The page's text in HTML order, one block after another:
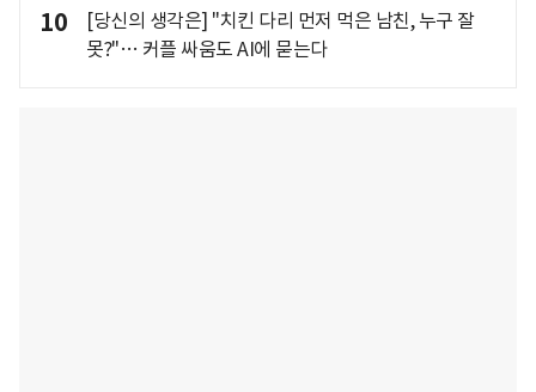
10
[당신의 생각은] "치킨 다리 먼저 먹은 남친, 누구 잘
못?"… 커플 싸움도 AI에 묻는다